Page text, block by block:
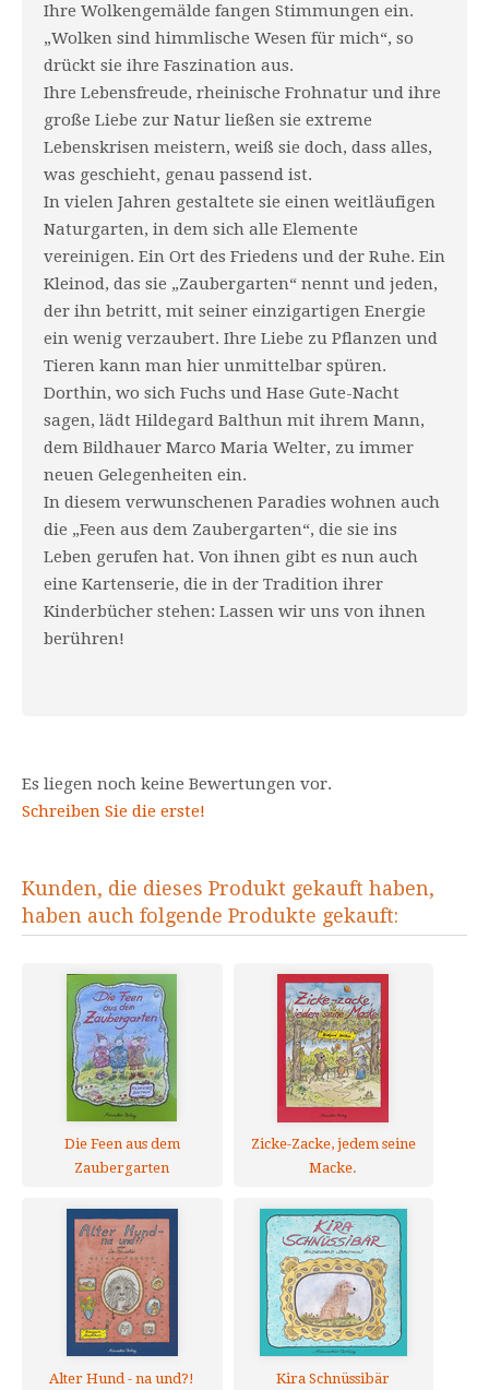
Ihre Wolkengemälde fangen Stimmungen ein.
„Wolken sind himmlische Wesen für mich“, so
drückt sie ihre Faszination aus.
Ihre Lebensfreude, rheinische Frohnatur und ihre
große Liebe zur Natur ließen sie extreme
Lebenskrisen meistern, weiß sie doch, dass alles,
was geschieht, genau passend ist.
In vielen Jahren gestaltete sie einen weitläufigen
Naturgarten, in dem sich alle Elemente
vereinigen. Ein Ort des Friedens und der Ruhe. Ein
Kleinod, das sie „Zaubergarten“ nennt und jeden,
der ihn betritt, mit seiner einzigartigen Energie
ein wenig verzaubert. Ihre Liebe zu Pflanzen und
Tieren kann man hier unmittelbar spüren.
Dorthin, wo sich Fuchs und Hase Gute-Nacht
sagen, lädt Hildegard Balthun mit ihrem Mann,
dem Bildhauer Marco Maria Welter, zu immer
neuen Gelegenheiten ein.
In diesem verwunschenen Paradies wohnen auch
die „Feen aus dem Zaubergarten“, die sie ins
Leben gerufen hat. Von ihnen gibt es nun auch
eine Kartenserie, die in der Tradition ihrer
Kinderbücher stehen: Lassen wir uns von ihnen
berühren!
Es liegen noch keine Bewertungen vor.
Schreiben Sie die erste!
Kunden, die dieses Produkt gekauft haben,
haben auch folgende Produkte gekauft:
Die Feen aus dem
Zaubergarten
Zicke-Zacke, jedem seine
Macke.
Alter Hund - na und?! Kira Schnüssibär